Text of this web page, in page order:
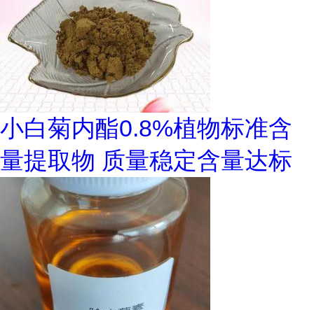
小白菊内酯0.8%植物标准含
量提取物 质量稳定含量达标